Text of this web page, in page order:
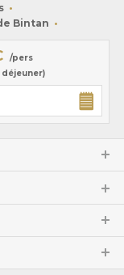
Bintan
/pers
déjeuner)